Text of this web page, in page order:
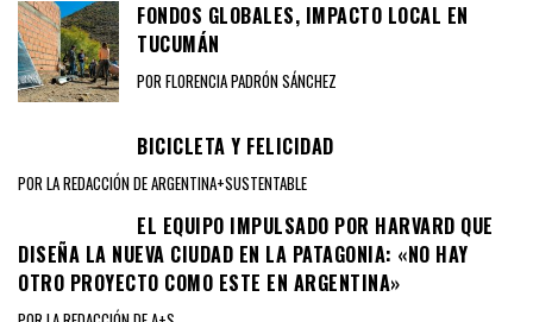
FONDOS GLOBALES, IMPACTO LOCAL EN
TUCUMÁN
POR FLORENCIA PADRÓN SÁNCHEZ
BICICLETA Y FELICIDAD
POR LA REDACCIÓN DE ARGENTINA+SUSTENTABLE
EL EQUIPO IMPULSADO POR HARVARD QUE
DISEÑA LA NUEVA CIUDAD EN LA PATAGONIA: «NO HAY
OTRO PROYECTO COMO ESTE EN ARGENTINA»